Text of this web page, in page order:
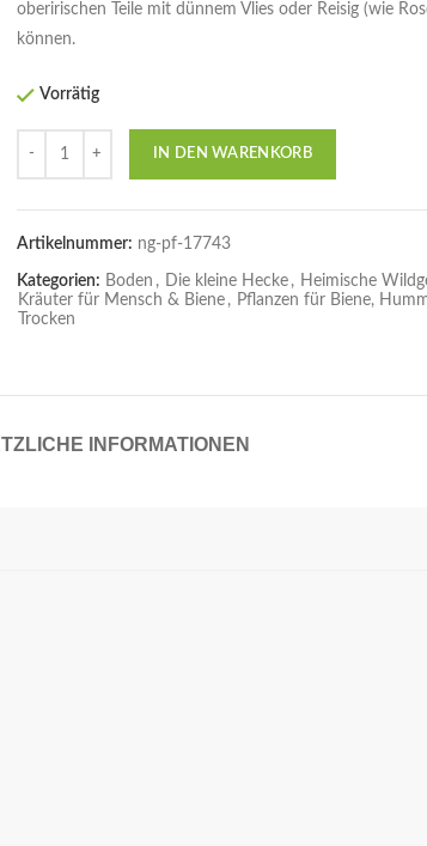
oberirischen Teile mit dünnem Vlies oder Reisig (wie
können.
Vorrätig
IN DEN WARENKORB
Artikelnummer: ng-pf-17743
Kategorien: Boden , Die kleine Hecke , Heimische
Kräuter für Mensch & Biene , Pflanzen für Biene,
Trocken
INFORMATIONEN